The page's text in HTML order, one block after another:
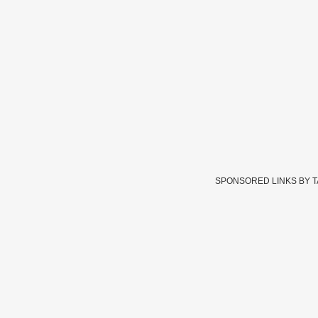
SPONSORED LINKS BY